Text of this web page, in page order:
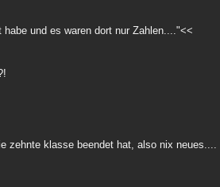
und es waren dort nur Zahlen...."<<
zehnte klasse beendet hat, also nix neues....